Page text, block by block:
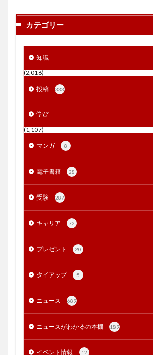
カテゴリー
知識
(2,016)
投稿 333
学び
(1,107)
マンガ 8
電子書籍 28
受験 287
キャリア 72
プレゼント 20
タイアップ 5
ニュース 689
ニュースがわかるの本棚 189
イベント情報 12